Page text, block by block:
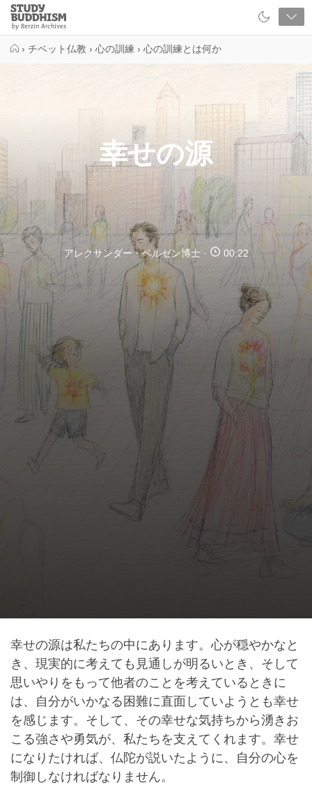
Close
Study
Buddhism
› チベット仏教 › 心の訓練 › 心の訓練とは何か
幸せの源
アレクサンダー・ベルゼン博士 00:22
幸せの源は私たちの中にあります。心が穏やかなと
き、現実的に考えても見通しが明るいとき、そして
思いやりをもって他者のことを考えているときに
は、自分がいかなる困難に直面していようとも幸せ
を感じます。そして、その幸せな気持ちから湧きお
こる強さや勇気が、私たちを支えてくれます。幸せ
になりたければ、仏陀が説いたように、自分の心を
制御しなければなりません。